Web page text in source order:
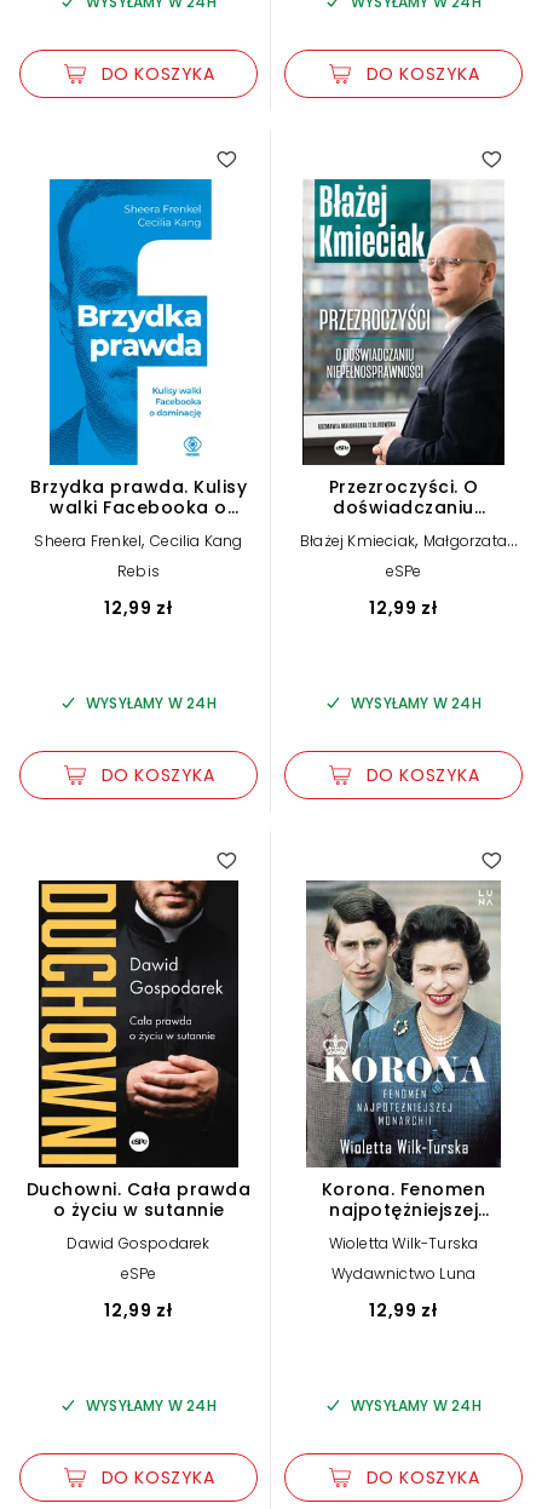
DO KOSZYKA DO KOSZYKA
Brzydka prawda. Kulisy
walki Facebooka o
Sheera Frenkel,Cecilia Kang
Rebis
12,99 zł
WYSYŁAMY W 24H
DO KOSZYKA
Przezroczyści. O
doświadczaniu
Błażej Kmieciak, Małgorzata
Terlikowska
eSPe
12,99 zł
WYSYŁAMY W 24H
DO KOSZYKA
Duchowni. Cała prawda
o życiu w sutannie
Dawid Gospodarek
eSPe
12,99 zł
WYSYŁAMY W 24H
DO KOSZYKA
Korona. Fenomen
najpotężniejszej
Wioletta Wilk-Turska
Wydawnictwo Luna
12,99 zł
WYSYŁAMY W 24H
DO KOSZYKA